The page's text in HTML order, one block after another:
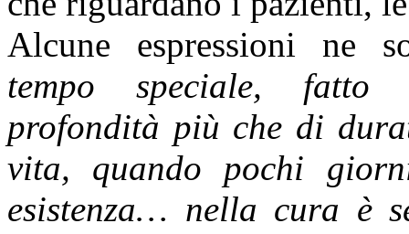
Alcune espressioni ne
tempo speciale,
profondità più che di
vita, quando pochi
esistenza… nella cura è